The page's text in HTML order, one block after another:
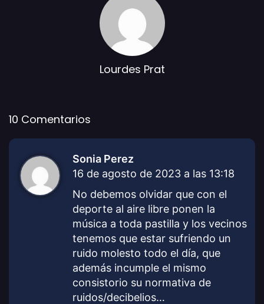
Lourdes Prat
10 Comentarios
Sonia Perez
i
e
:
16 de agosto de 2023 a las 13:18
No debemos olvidar que con el
deporte al aire libre ponen la
música a toda pastilla y los vecinos
tenemos que estar sufriendo un
ruido molesto todo el día, que
además incumple el mismo
consistorio su normativa de
ruidos/decibelios…